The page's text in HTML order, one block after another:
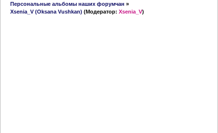
Персональные альбомы наших форумчан »
Xsenia_V (Oksana Vushkan) (Модератор:Xsenia_V)